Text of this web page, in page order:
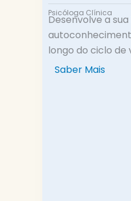
Psicóloga Clínica
Desenvolve a
longo do ciclo de
Saber Mais